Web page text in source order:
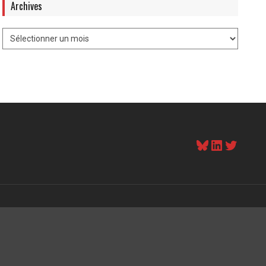
Archives
Bluesky